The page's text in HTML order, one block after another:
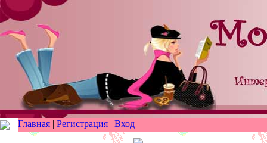
Главная | Регистрация | Вход